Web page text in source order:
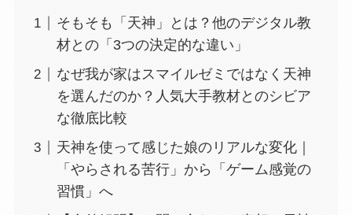
そもそも「天神」とは？他のデジタル教
材との「3つの決定的な違い」
なぜ我が家はスマイルゼミではなく天神
を選んだのか？人気大手教材とのシビア
な徹底比較
天神を使って感じた娘のリアルな変化｜
「やらされる苦行」から「ゲーム感覚の
習慣」へ